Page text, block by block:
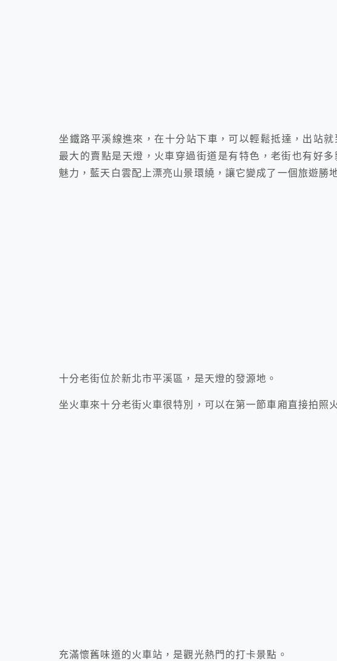
坐鐵路平溪線進來，在十分站下車，可以輕鬆抵達，出站
最大的賣點是天燈，火車穿過街道是有特色，老街也有好
魅力，藍天白雲配上漂亮山景環繞，讓它變成了一個旅遊勝
十分老街位於新北市平溪區，是天燈的發源地。
坐火車來十分老街火車很特別，可以在第一節車廂直接拍照
充滿懷舊味道的火車站，是觀光熱門的打卡景點。